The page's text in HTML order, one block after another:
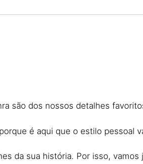
são dos nossos detalhes
é aqui que o estilo pessoal
da sua história. Por isso, vamos